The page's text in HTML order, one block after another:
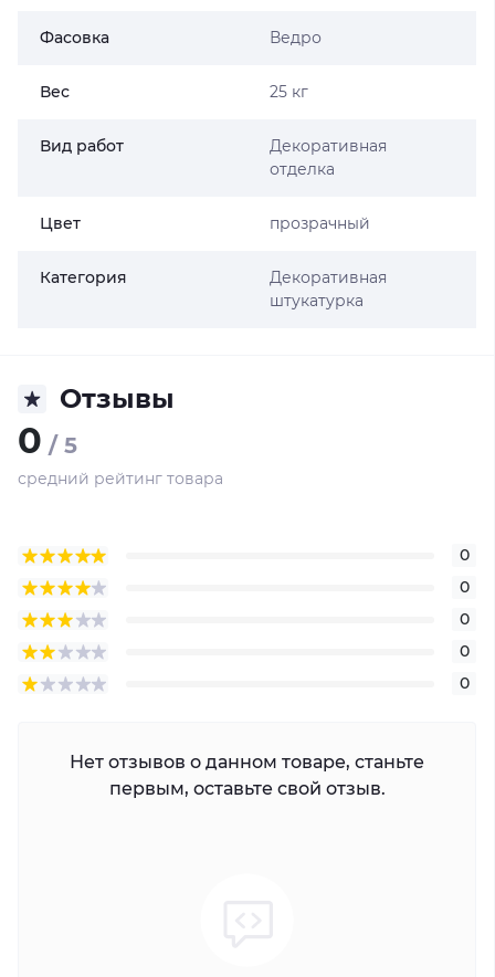
Фасовка Ведро
Вес 25 кг
Вид работ
Декоративная
отделка
Цвет прозрачный
Категория
Декоративная
штукатурка
Отзывы
0 / 5
средний рейтинг товара
0
0
0
0
0
Нет отзывов о данном товаре, станьте
первым, оставьте свой отзыв.